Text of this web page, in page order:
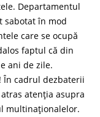
Departamentul
sabotat în mod
care se ocupă
faptul că din
ani de zile.
În cadrul dezbaterii
atenția asupra
multinaționalelor.